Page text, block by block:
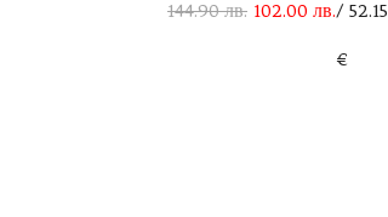
144.90лв. 102.00 лв./ 52.15
€